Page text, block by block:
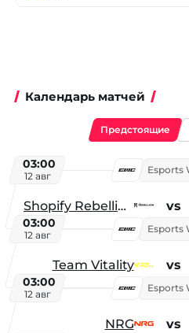
Календарь матчей
Предстоящие
03:00
12 авг
Shopify Rebellion vs
03:00
12 авг
Team Vitality vs
03:00
12 авг
NRG vs